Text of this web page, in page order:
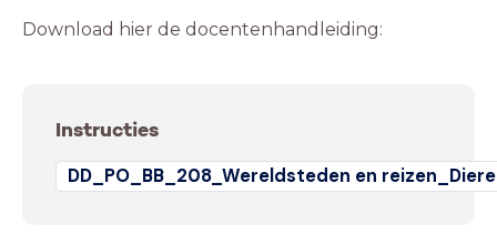
Download hier de docentenhandleiding:
Instructies
DD_PO_BB_208_Wereldsteden en